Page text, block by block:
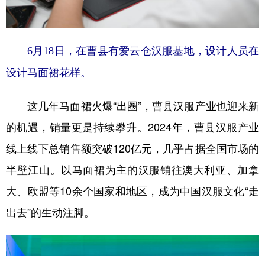
6月18日，在曹县有爱云仓汉服基地，设计人员在
设计马面裙花样。
这几年马面裙火爆“出圈”，曹县汉服产业也迎来新
的机遇，销量更是持续攀升。2024年，曹县汉服产业
线上线下总销售额突破120亿元，几乎占据全国市场的
半壁江山。以马面裙为主的汉服销往澳大利亚、加拿
大、欧盟等10余个国家和地区，成为中国汉服文化“走
出去”的生动注脚。